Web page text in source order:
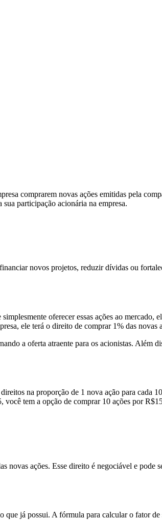
comprarem novas ações emitidas pela
participação acionária na empresa.
novos projetos, reduzir dívidas ou
oferecer essas ações ao mercado,
ele terá o direito de comprar 1% das novas
a oferta atraente para os acionistas. Além
na proporção de 1 nova ação para cada
tem a opção de comprar 10 ações por
novas ações. Esse direito é negociável e
que já possui. A fórmula para calcular o fator de